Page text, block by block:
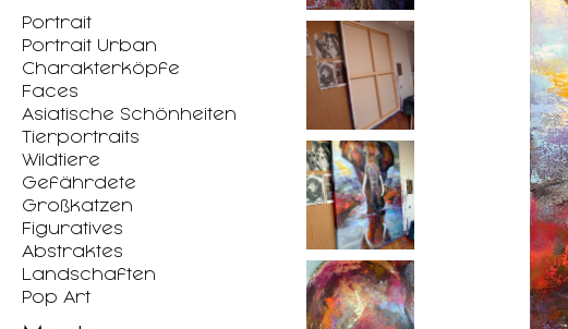
Portrait
Portrait Urban
Charakterköpfe
Faces
Asiatische Schönheiten
Tierportraits
Wildtiere
Gefährdete
Großkatzen
Figuratives
Abstraktes
Landschaften
Pop Art